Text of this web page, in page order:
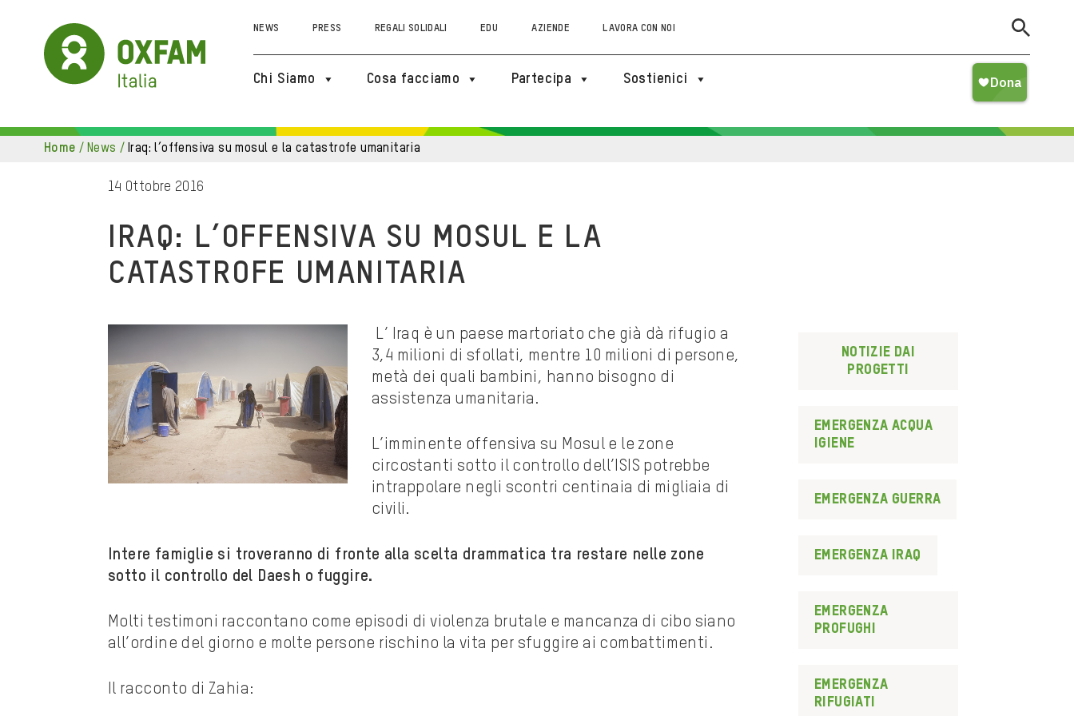
NEWS PRESS REGALI SOLIDALI EDU AZIENDE LAVORA CON NOI
Chi Siamo Cosa facciamo Partecipa Sostienici
home / news / iraq: l’offensiva su mosul e la catastrofe umanitaria
14 Ottobre 2016
IRAQ: L’OFFENSIVA SU MOSUL E LA
CATASTROFE UMANITARIA
L’ Iraq è un paese martoriato che già dà rifugio a
3,4 milioni di sfollati, mentre 10 milioni di persone,
metà dei quali bambini, hanno bisogno di
assistenza umanitaria.
L’imminente offensiva su Mosul e le zone
circostanti sotto il controllo dell’ISIS potrebbe
intrappolare negli scontri centinaia di migliaia di
civili.
Intere famiglie si troveranno di fronte alla scelta drammatica tra restare nelle zone
sotto il controllo del Daesh o fuggire.
Molti testimoni raccontano come episodi di violenza brutale e mancanza di cibo siano
all’ordine del giorno e molte persone rischino la vita per sfuggire ai combattimenti.
Il racconto di Zahia:
Notizie dai
progetti
emergenza acqua
igiene
emergenza guerra
emergenza iraq
emergenza
profughi
emergenza
rifugiati